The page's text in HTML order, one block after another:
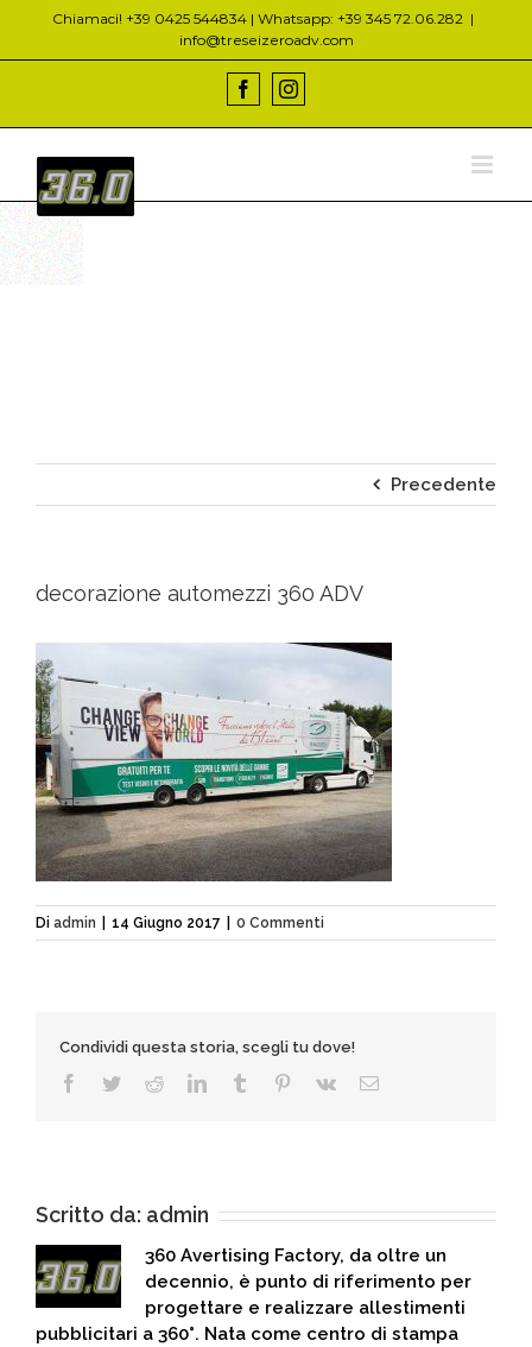
contenuto
Chiamaci! +39 0425 544834 | Whatsapp: +39 345 72.06.282 |
info@treseizeroadv.com
FacebookInstagram
Precedente
decorazione automezzi 360 ADV
Di admin 14 Giugno 2017 0 Commenti
Condividi questa storia, scegli tu dove!
Facebook
TwitterRedditLinkedInTumblr Pinterest
Vk Email
Scritto da: admin
360 Avertising Factory, da oltre un
decennio, è punto di riferimento per
progettare e realizzare allestimenti
pubblicitari a 360°. Nata come centro di stampa